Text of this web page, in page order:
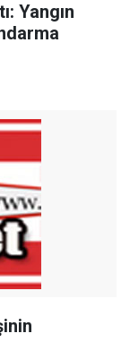
Yangın